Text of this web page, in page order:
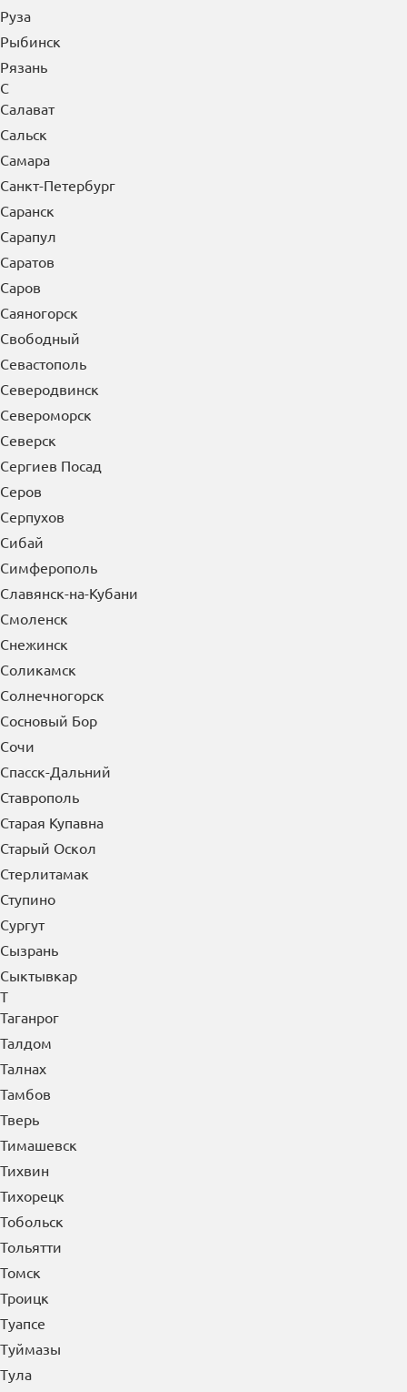
Руза
Рыбинск
Рязань
С
Салават
Сальск
Самара
Санкт-Петербург
Саранск
Сарапул
Саратов
Саров
Саяногорск
Свободный
Севастополь
Северодвинск
Североморск
Северск
Сергиев Посад
Серов
Серпухов
Сибай
Симферополь
Славянск-на-Кубани
Смоленск
Снежинск
Соликамск
Солнечногорск
Сосновый Бор
Сочи
Спасск-Дальний
Ставрополь
Старая Купавна
Старый Оскол
Стерлитамак
Ступино
Сургут
Сызрань
Сыктывкар
Т
Таганрог
Талдом
Талнах
Тамбов
Тверь
Тимашевск
Тихвин
Тихорецк
Тобольск
Тольятти
Томск
Троицк
Туапсе
Туймазы
Тула